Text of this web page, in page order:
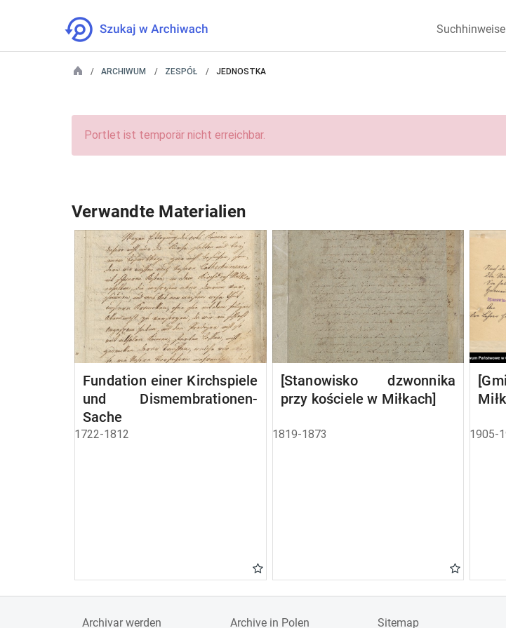
Suchhinweise
ARCHIWUM ZESPÓŁ JEDNOSTKA
Portlet ist temporär nicht erreichbar.
Verwandte Materialien
Fundation einer Kirchspiele
und Dismembrationen-
Sache
1722-1812
[Stanowisko dzwonnika
przy kościele w Miłkach]
1819-1873 1905-
Archivar werden Archive in Polen Sitemap